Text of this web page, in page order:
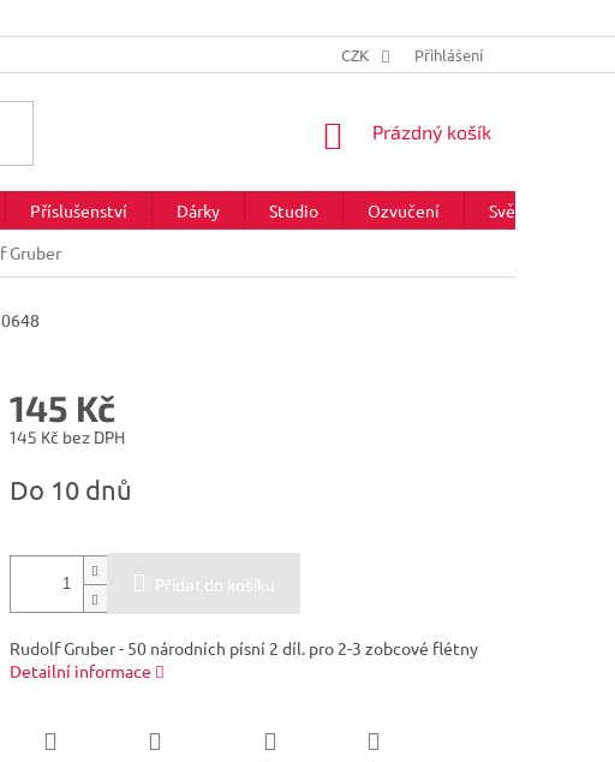
CZK Přihlášení
NÁKUPNÍ
Prázdný košík
Příslušenství Dárky Studio Ozvučení Světla
Gruber
145 Kč
145 Kč bez DPH
cena:
Do 10 dnů
Přidat do košíku
Rudolf Gruber - 50 národních písní 2 díl. pro 2-3 zobcové flétny
Detailní informace